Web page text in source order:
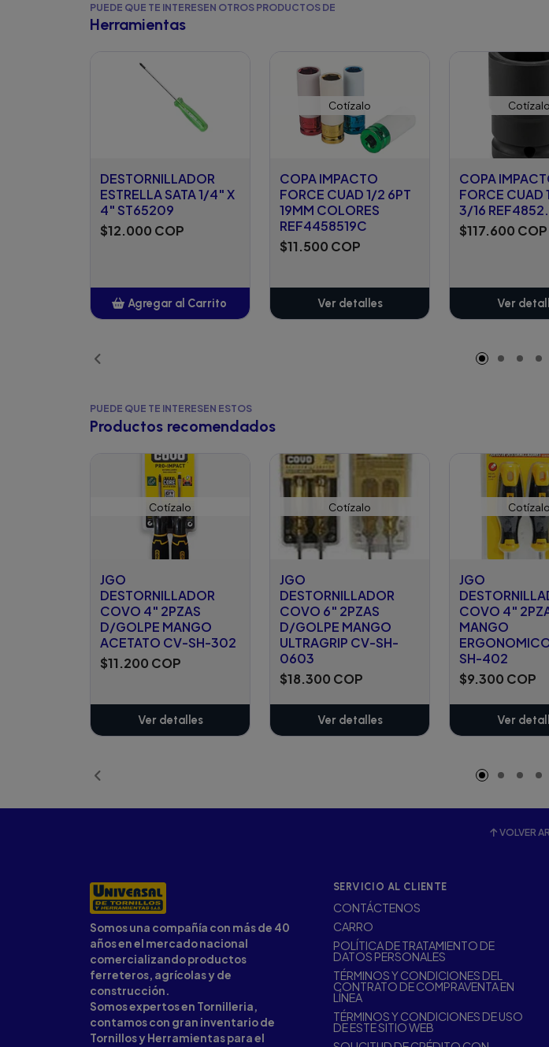
PUEDE QUE TE INTERESEN OTROS PRODUCTOS DE
Herramientas
DESTORNILLADOR
ESTRELLA SATA 1/4" X
4" ST65209
$12.000 COP
Agregar al Carrito
Cotízalo
COPA IMPACTO
FORCE CUAD 1/2 6PT
19MM COLORES
REF4458519C
$11.500 COP
Ver detalles
Cotízalo
COPA
FORCE CUAD
3/16
$117.600 COP
Ver
PUEDE QUE TE INTERESEN ESTOS
Productos recomendados
Cotízalo
JGO
DESTORNILLADOR
COVO 4" 2PZAS
D/GOLPE MANGO
ACETATO CV-SH-302
$11.200 COP
Ver detalles
Cotízalo
JGO
DESTORNILLADOR
COVO 6" 2PZAS
D/GOLPE MANGO
ULTRAGRIP CV-SH-
0603
$18.300 COP
Ver detalles
Cotízalo
JGO
COVO 4"
MANGO
SH-402
$9.300 COP
Ver
VOLVER
Somos una compañía con más de 40
años en el mercado nacional
comercializando productos
ferreteros, agrícolas y de
construcción.
Somos expertos en Tornilleria,
contamos con gran inventario de
Tornillos y Herramientas para el
SERVICIO AL CLIENTE
CONTÁCTENOS
CARRO
POLÍTICA DE TRATAMIENTO DE
DATOS PERSONALES
TÉRMINOS Y CONDICIONES DEL
CONTRATO DE COMPRAVENTA EN
LÍNEA
TÉRMINOS Y CONDICIONES DE USO
DE ESTE SITIO WEB